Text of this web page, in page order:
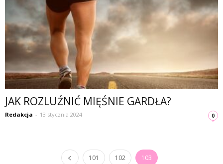
JAK ROZLUŹNIĆ MIĘŚNIE GARDŁA?
Redakcja - 13 stycznia 2024 0
101 102 103